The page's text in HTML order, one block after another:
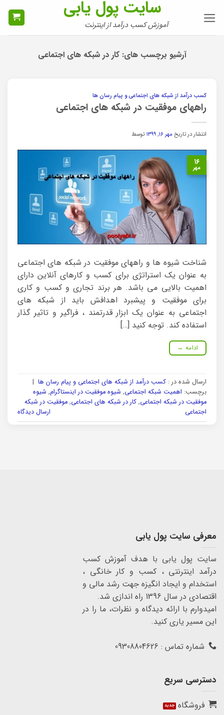
سایت پول یابی
آموزش کسب درآمد از اینترنت
آرشیو برچسب های:کار در شبکه های اجتماعی
کسب درآمد از شبکه های اجتماعی و پیام رسان ها
راههای موفقیت در شبکه های اجتماعی
انتشار در تاریخ مهر ۱۶, ۱۳۹۹ توسط
۱۶
مهر
شناخت شیوه ها و راههای موفقیت در شبکه های اجتماعی
به عنوان یک استراتژی برای کسب و کارهای آنلاین دارای
اهمیت بالایی می باشد. هر برند تجاری و کسب و کاری
برای موفقیت و پیشبرد اهدافش باید از شبکه های
اجتماعی به عنوان یک ابزار قدرتمند ، فراگیر و تاثیر گذار
استفاده کند. توجه کنید […]
ادامه →
ارسال شده در : کسب درآمد از شبکه های اجتماعی و پیام رسان ها |
برچسب: اهمیت شبکه اجتماعی, شیوه موفقیت در اینستاگرام, شیوه
موفقیت در شبکه اجتماعی, کار در شبکه های اجتماعی, موفقیت در شبکه
اجتماعی
ارسال دیدگاه
معرفی سایت پول یابی
سایت پول یابی با هدف آموزش کسب
درآمد اینترنتی ، کسب و کار خانگی ،
استخدام و ایجاد انگیزه جهت رشد مالی و
اقتصادی در سال 1396 راه اندازی شد.
امیدوارم با ارائه دیدگاه و نظرات، ما را در
این مسیر یاری کنید.
شماره تماس : 09308804626
دسترسی سریع
فروشگاه